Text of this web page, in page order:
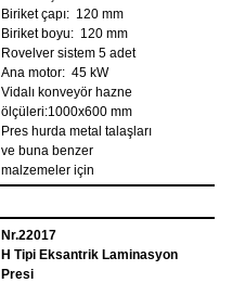
Biriket çapı: 120 mm
Biriket boyu: 120 mm
Rovelver sistem 5 adet
Ana motor: 45 kW
Vidalı konveyör hazne
ölçüleri:1000x600 mm
Pres hurda metal talaşları
ve buna benzer
malzemeler için
Nr.22017
H Tipi Eksantrik Laminasyon
Presi